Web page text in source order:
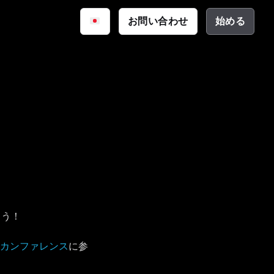
お問い合わせ 始める
チャ
サイバーセキュリティ
！
ファレンスに参